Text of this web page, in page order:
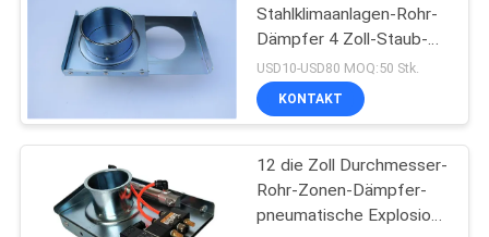
Stahlklimaanlagen-Rohr-
Dämpfer 4 Zoll-Staub-
Kollektor-Explosions-Tor
USD10-USD80 MOQ:50 Stk.
KONTAKT
12 die Zoll Durchmesser-
Rohr-Zonen-Dämpfer-
pneumatische Explosion